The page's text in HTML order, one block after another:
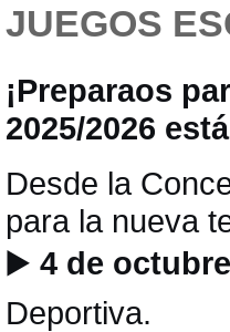
JUEGOS
¡Preparaos
2025/2026
Desde la
para la nueva
▶️ 4 de
Deportiva.